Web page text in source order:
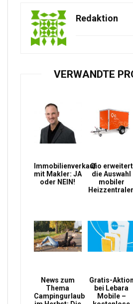
Redaktion
VERWANDTE
Immobilienverkauf
mit Makler: JA
oder NEIN!
Qio erweitert
die Auswahl
mobiler
News zum
Thema
Campingurlaub
Gratis-Aktion
bei Lebara
Mobile –